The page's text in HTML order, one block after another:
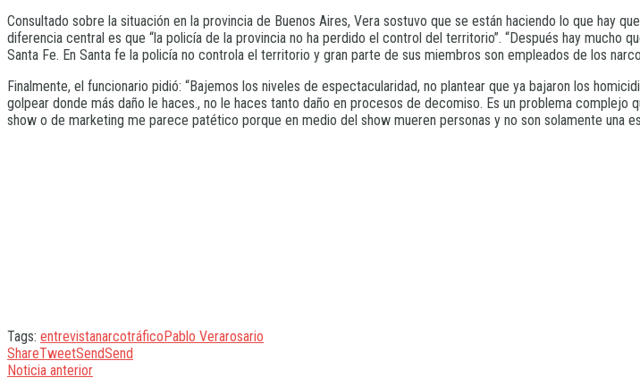
Consultado sobre la situación en la provincia de Buenos Aires, Vera sostuvo que se están haciendo lo que hay
diferencia central es que “la policía de la provincia no ha perdido el control del territorio”. “Después hay
Santa Fe. En Santa fe la policía no controla el territorio y gran parte de sus miembros son empleados de los
Finalmente, el funcionario pidió: “Bajemos los niveles de espectacularidad, no plantear que ya bajaron los
golpear donde más daño le haces., no le haces tanto daño en procesos de decomiso. Es un problema
show o de marketing me parece patético porque en medio del show mueren personas y no son solamente una
Tags: entrevistanarcotráfico Pablo Verarosario
ShareTweetSendSend
Noticia anterior